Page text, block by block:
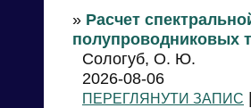
» Расчет
полупроводниковых
Сологуб, О. Ю.
2026-08-06
ПЕРЕГЛЯНУТИ ЗАПИС |